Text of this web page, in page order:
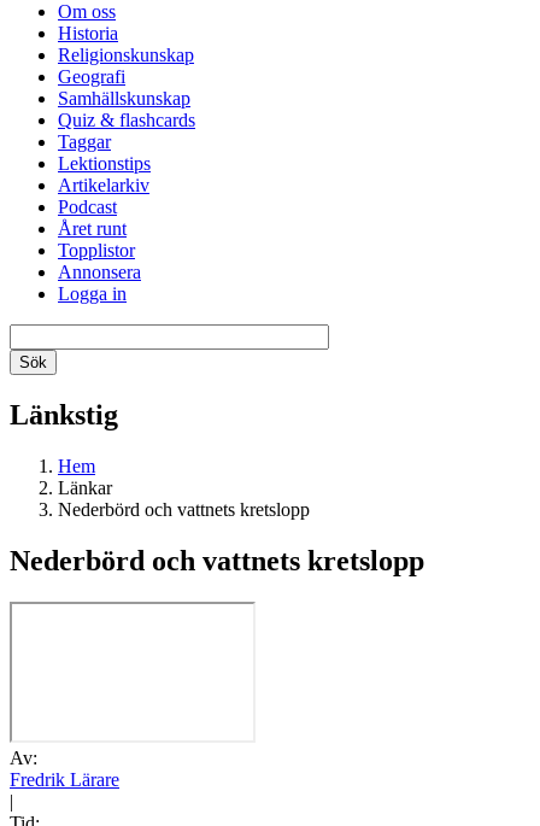
Om oss
Historia
Religionskunskap
Geografi
Samhällskunskap
Quiz & flashcards
Taggar
Lektionstips
Artikelarkiv
Podcast
Året runt
Topplistor
Annonsera
Logga in
Länkstig
Hem
Länkar
Nederbörd och vattnets kretslopp
Nederbörd och vattnets kretslopp
Av:
Fredrik Lärare
|